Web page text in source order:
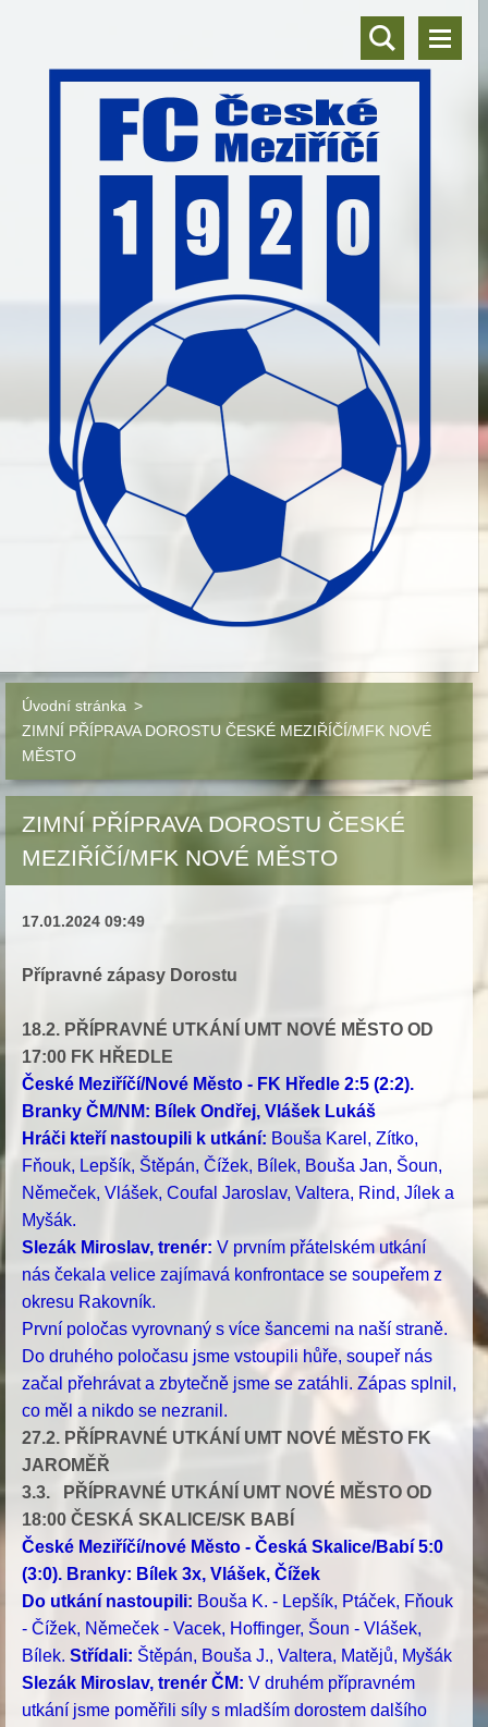
Úvodní stránka >
ZIMNÍ PŘÍPRAVA DOROSTU ČESKÉ MEZIŘÍČÍ/MFK NOVÉ
MĚSTO
ZIMNÍ PŘÍPRAVA DOROSTU ČESKÉ
MEZIŘÍČÍ/MFK NOVÉ MĚSTO
17.01.2024 09:49
Přípravné zápasy Dorostu
18.2. PŘÍPRAVNÉ UTKÁNÍ UMT NOVÉ MĚSTO OD
17:00 FK HŘEDLE
České Meziříčí/Nové Město - FK Hředle 2:5 (2:2).
Branky ČM/NM: Bílek Ondřej, Vlášek Lukáš
Hráči kteří nastoupili k utkání: Bouša Karel, Zítko,
Fňouk, Lepšík, Štěpán, Čížek, Bílek, Bouša Jan, Šoun,
Němeček, Vlášek, Coufal Jaroslav, Valtera, Rind, Jílek a
Myšák.
Slezák Miroslav, trenér: V prvním přátelském utkání
nás čekala velice zajímavá konfrontace se soupeřem z
okresu Rakovník.
První poločas vyrovnaný s více šancemi na naší straně.
Do druhého poločasu jsme vstoupili hůře, soupeř nás
začal přehrávat a zbytečně jsme se zatáhli. Zápas splnil,
co měl a nikdo se nezranil.
27.2. PŘÍPRAVNÉ UTKÁNÍ UMT NOVÉ MĚSTO FK
JAROMĚŘ
3.3. PŘÍPRAVNÉ UTKÁNÍ UMT NOVÉ MĚSTO OD
18:00 ČESKÁ SKALICE/SK BABÍ
České Meziříčí/nové Město - Česká Skalice/Babí 5:0
(3:0). Branky: Bílek 3x, Vlášek, Čížek
Do utkání nastoupili: Bouša K. - Lepšík, Ptáček, Fňouk
- Čížek, Němeček - Vacek, Hoffinger, Šoun - Vlášek,
Bílek. Střídali: Štěpán, Bouša J., Valtera, Matějů, Myšák
Slezák Miroslav, trenér ČM: V druhém přípravném
utkání jsme poměřili síly s mladším dorostem dalšího